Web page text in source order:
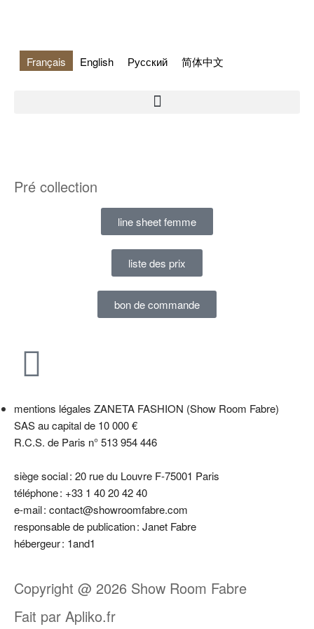
Français English Русский 简体中文
Pré collection
line sheet femme
liste des prix
bon de commande
mentions légales ZANETA FASHION (Show Room Fabre)
SAS au capital de 10 000 €
R.C.S. de Paris n° 513 954 446
siège social : 20 rue du Louvre F-75001 Paris
téléphone : +33 1 40 20 42 40
e-mail : contact@showroomfabre.com
responsable de publication : Janet Fabre
hébergeur : 1and1
Copyright @ 2026 Show Room Fabre
Fait par Apliko.fr